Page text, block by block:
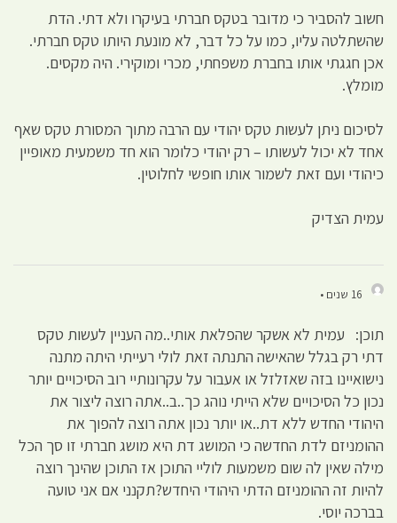
חשוב להסביר כי מדובר בטקס חברתי בעיקרו ולא דתי. הדת
שהשתלטה עליו, כמו על כל דבר, לא מונעת היותו טקס חברתי.
אכן חגגתי אותו בחברת משפחתי, מכרי ומוקירי. היה מקסים.
מומלץ.
לסיכום ניתן לעשות טקס יהודי עם הרבה מתוך המסורת טקס שאף
אחד לא יכול לעשותו – רק יהודי כלומר הוא חד משמעית מאופיין
כיהודי ועם זאת לשמור אותו חופשי לחלוטין.
עמית הצדיק
16 שנים •
תוכן: עמית לא אשקר שהפלאת אותי..מה העניין לעשות טקס
דתי רק בגלל שהאישה התנתה זאת לולי רעייתי היתה מתנה
נישואיינו בזה שאזלזל או אעבור על עקרונותיי רוב הסיכויים יותר
נכון כל הסיכויים שלא הייתי נוהג כך..ב..אתה רוצה ליצור את
היהודי החדש ללא דת..או יותר נכון אתה רוצה להפוך את
ההומניזם לדת החדשה כי המושג דת היא מושג חברתי זו סך הכל
מילה שאין לה שום משמעות לוליי התוכן אז התוכן שהינך רוצה
להיות זה ההומניזם הדתי היהודי היחדש?תקנני אם אני טועה
בברכה יוסי.